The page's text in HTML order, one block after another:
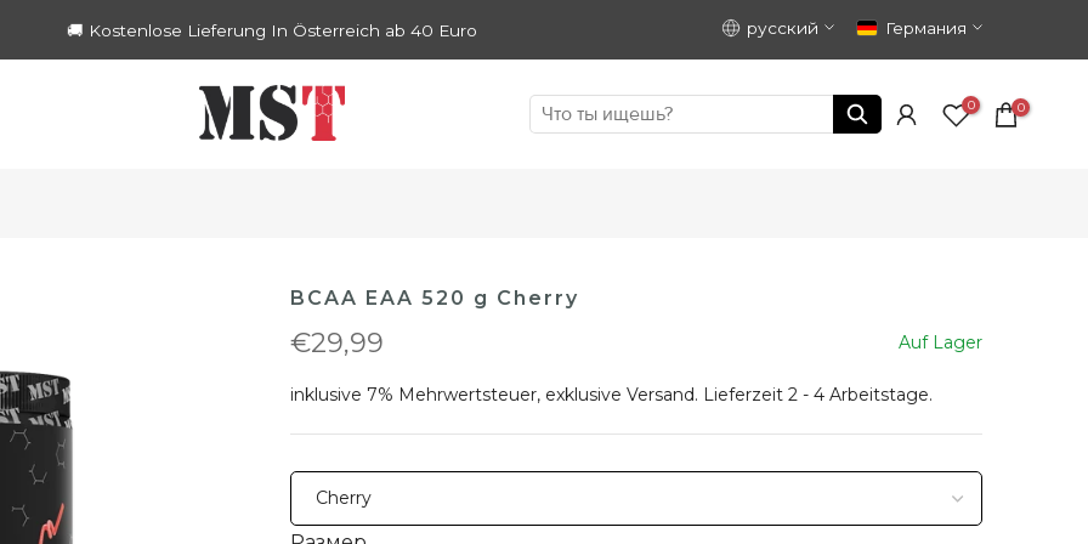
🚚 Kostenlose Lieferung In Österreich ab 40 Euro русский Германия
0 0
BCAA EAA 520 g Cherry
€29,99 Auf Lager
inklusive 7% Mehrwertsteuer, exklusive Versand. Lieferzeit 2 - 4 Arbeitstage.